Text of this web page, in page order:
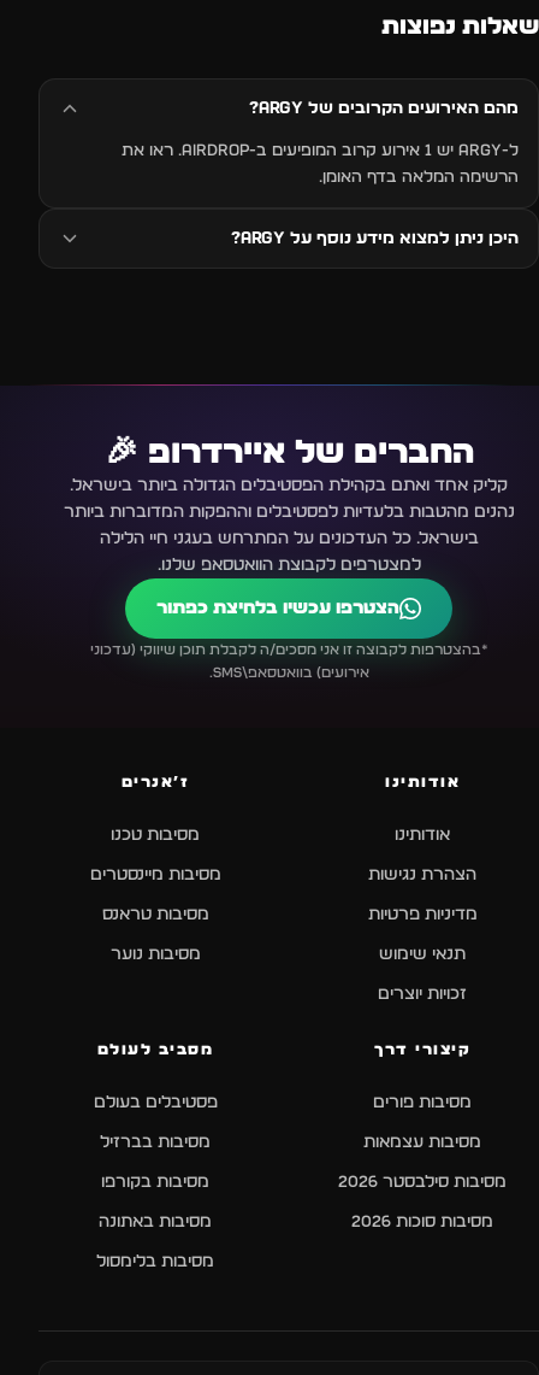
שאלות נפוצות
מהם האירועים הקרובים של ARGY?
ל-ARGY יש 1 אירוע קרוב המופיעים ב-AIRDROP. ראו את
הרשימה המלאה בדף האומן.
היכן ניתן למצוא מידע נוסף על ARGY?
החברים של איירדרופ 🎉
קליק אחד ואתם בקהילת הפסטיבלים הגדולה ביותר בישראל.
נהנים מהטבות בלעדיות לפסטיבלים וההפקות המדוברות ביותר
בישראל. כל העדכונים על המתרחש בעגני חיי הלילה
למצטרפים לקבוצת הוואטסאפ שלנו.
הצטרפו עכשיו בלחיצת כפתור
*בהצטרפות לקבוצה זו אני מסכים/ה לקבלת תוכן שיווקי (עדכוני
אירועים) בוואטסאפ\SMS.
אודותינו
אודותינו
הצהרת נגישות
מדיניות פרטיות
תנאי שימוש
זכויות יוצרים
ז׳אנרים
מסיבות טכנו
מסיבות מיינסטרים
מסיבות טראנס
מסיבות נוער
קיצורי דרך
מסיבות פורים
מסיבות עצמאות
מסיבות סילבסטר 2026
מסיבות סוכות 2026
מסביב לעולם
פסטיבלים בעולם
מסיבות בברזיל
מסיבות בקורפו
מסיבות באתונה
מסיבות בלימסול